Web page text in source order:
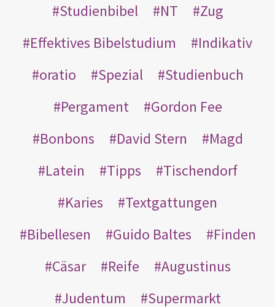
Studienbibel
NT
Zug
Effektives Bibelstudium
Indikativ
oratio
Spezial
Studienbuch
Pergament
Gordon Fee
Bonbons
David Stern
Magd
Latein
Tipps
Tischendorf
Karies
Textgattungen
Bibellesen
Guido Baltes
Finden
Cäsar
Reife
Augustinus
Judentum
Supermarkt